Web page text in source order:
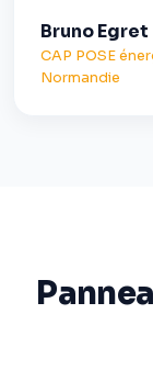
Bruno Egret
CAP POSE
Normandie